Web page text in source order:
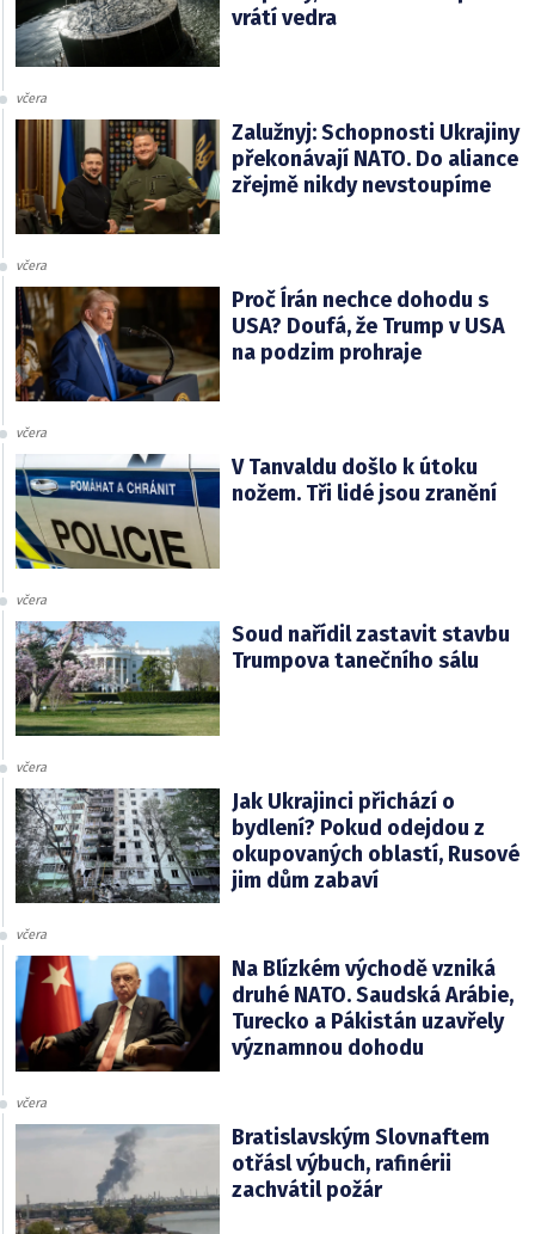
vrátí vedra
včera
Zalužnyj: Schopnosti Ukrajiny
překonávají NATO. Do aliance
zřejmě nikdy nevstoupíme
včera
Proč Írán nechce dohodu s
USA? Doufá, že Trump v USA
na podzim prohraje
včera
V Tanvaldu došlo k útoku
nožem. Tři lidé jsou zranění
včera
Soud nařídil zastavit stavbu
Trumpova tanečního sálu
včera
Jak Ukrajinci přichází o
bydlení? Pokud odejdou z
okupovaných oblastí, Rusové
jim dům zabaví
včera
Na Blízkém východě vzniká
druhé NATO. Saudská Arábie,
Turecko a Pákistán uzavřely
významnou dohodu
včera
Bratislavským Slovnaftem
otřásl výbuch, rafinérii
zachvátil požár